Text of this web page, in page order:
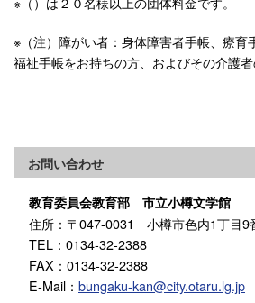
※（注）障がい者：身体障害者手帳、療育
福祉手帳をお持ちの方、およびその介護
お問い合わせ
教育委員会教育部 市立小樽文学館
住所 ：〒047-0031 小樽市色内1丁目9
TEL ：0134-32-2388
FAX ：0134-32-2388
E-Mail ： bungaku-kan@city.otaru.lg.jp